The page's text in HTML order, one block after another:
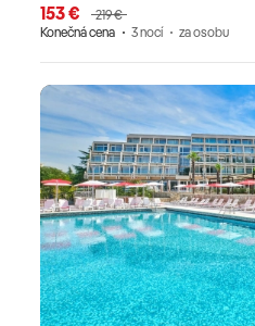
153 €
219 €
Konečná cena
3 nocí za osobu